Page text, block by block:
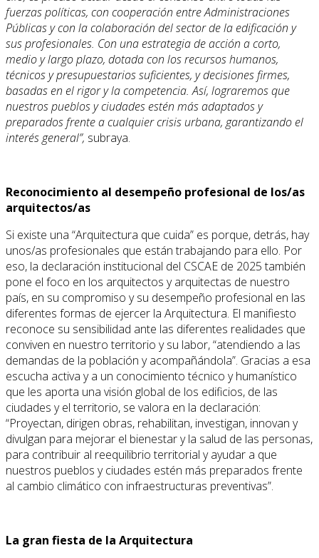
fuerzas políticas, con cooperación entre Administraciones
Públicas y con la colaboración del sector de la edificación y
sus profesionales. Con una estrategia de acción a corto,
medio y largo plazo, dotada con los recursos humanos,
técnicos y presupuestarios suficientes, y decisiones firmes,
basadas en el rigor y la competencia. Así, lograremos que
nuestros pueblos y ciudades estén más adaptados y
preparados frente a cualquier crisis urbana, garantizando el
interés general”, subraya.
Reconocimiento al desempeño profesional de los/as
arquitectos/as
Si existe una “Arquitectura que cuida” es porque, detrás, hay
unos/as profesionales que están trabajando para ello. Por
eso, la declaración institucional del CSCAE de 2025 también
pone el foco en los arquitectos y arquitectas de nuestro
país, en su compromiso y su desempeño profesional en las
diferentes formas de ejercer la Arquitectura. El manifiesto
reconoce su sensibilidad ante las diferentes realidades que
conviven en nuestro territorio y su labor, “atendiendo a las
demandas de la población y acompañándola”. Gracias a esa
escucha activa y a un conocimiento técnico y humanístico
que les aporta una visión global de los edificios, de las
ciudades y el territorio, se valora en la declaración:
“Proyectan, dirigen obras, rehabilitan, investigan, innovan y
divulgan para mejorar el bienestar y la salud de las personas,
para contribuir al reequilibrio territorial y ayudar a que
nuestros pueblos y ciudades estén más preparados frente
al cambio climático con infraestructuras preventivas”.
La gran fiesta de la Arquitectura